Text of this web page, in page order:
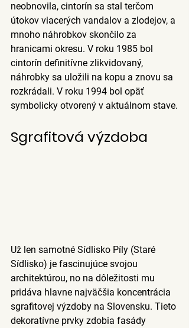
neobnovila, cintorín sa stal terčom
útokov viacerých vandalov a zlodejov, a
mnoho náhrobkov skončilo za
hranicami okresu. V roku 1985 bol
cintorín definitívne zlikvidovaný,
náhrobky sa uložili na kopu a znovu sa
rozkrádali. V roku 1994 bol opäť
symbolicky otvorený v aktuálnom stave.
Sgrafitová výzdoba
Už len samotné Sídlisko Píly (Staré
Sídlisko) je fascinujúce svojou
architektúrou, no na dôležitosti mu
pridáva hlavne najväčšia koncentrácia
sgrafitovej výzdoby na Slovensku. Tieto
dekoratívne prvky zdobia fasády